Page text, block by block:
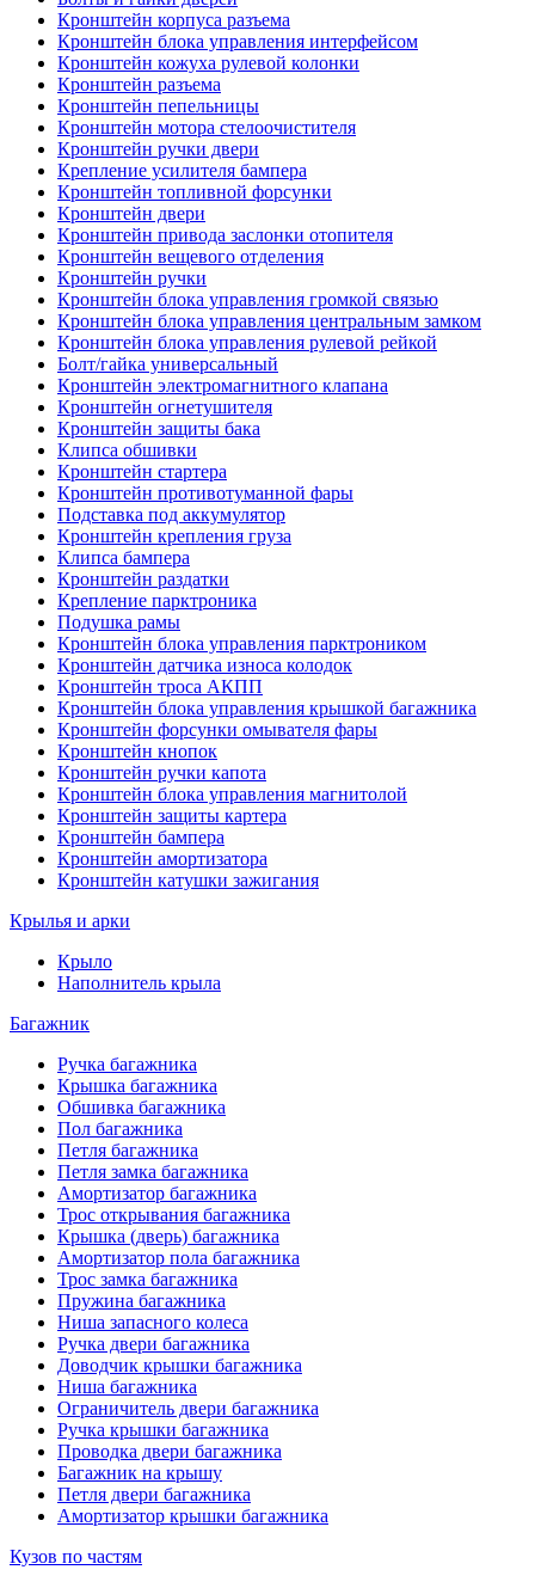
Кронштейн корпуса разъема
Кронштейн блока управления интерфейсом
Кронштейн кожуха рулевой колонки
Кронштейн разъема
Кронштейн пепельницы
Кронштейн мотора стелоочистителя
Кронштейн ручки двери
Крепление усилителя бампера
Кронштейн топливной форсунки
Кронштейн двери
Кронштейн привода заслонки отопителя
Кронштейн вещевого отделения
Кронштейн ручки
Кронштейн блока управления громкой связью
Кронштейн блока управления центральным замком
Кронштейн блока управления рулевой рейкой
Болт/гайка универсальный
Кронштейн электромагнитного клапана
Кронштейн огнетушителя
Кронштейн защиты бака
Клипса обшивки
Кронштейн стартера
Кронштейн противотуманной фары
Подставка под аккумулятор
Кронштейн крепления груза
Клипса бампера
Кронштейн раздатки
Крепление парктроника
Подушка рамы
Кронштейн блока управления парктроником
Кронштейн датчика износа колодок
Кронштейн троса АКПП
Кронштейн блока управления крышкой багажника
Кронштейн форсунки омывателя фары
Кронштейн кнопок
Кронштейн ручки капота
Кронштейн блока управления магнитолой
Кронштейн защиты картера
Кронштейн бампера
Кронштейн амортизатора
Кронштейн катушки зажигания
Крылья и арки
Крыло
Наполнитель крыла
Багажник
Ручка багажника
Крышка багажника
Обшивка багажника
Пол багажника
Петля багажника
Петля замка багажника
Амортизатор багажника
Трос открывания багажника
Крышка (дверь) багажника
Амортизатор пола багажника
Трос замка багажника
Пружина багажника
Ниша запасного колеса
Ручка двери багажника
Доводчик крышки багажника
Ниша багажника
Ограничитель двери багажника
Ручка крышки багажника
Проводка двери багажника
Багажник на крышу
Петля двери багажника
Амортизатор крышки багажника
Кузов по частям